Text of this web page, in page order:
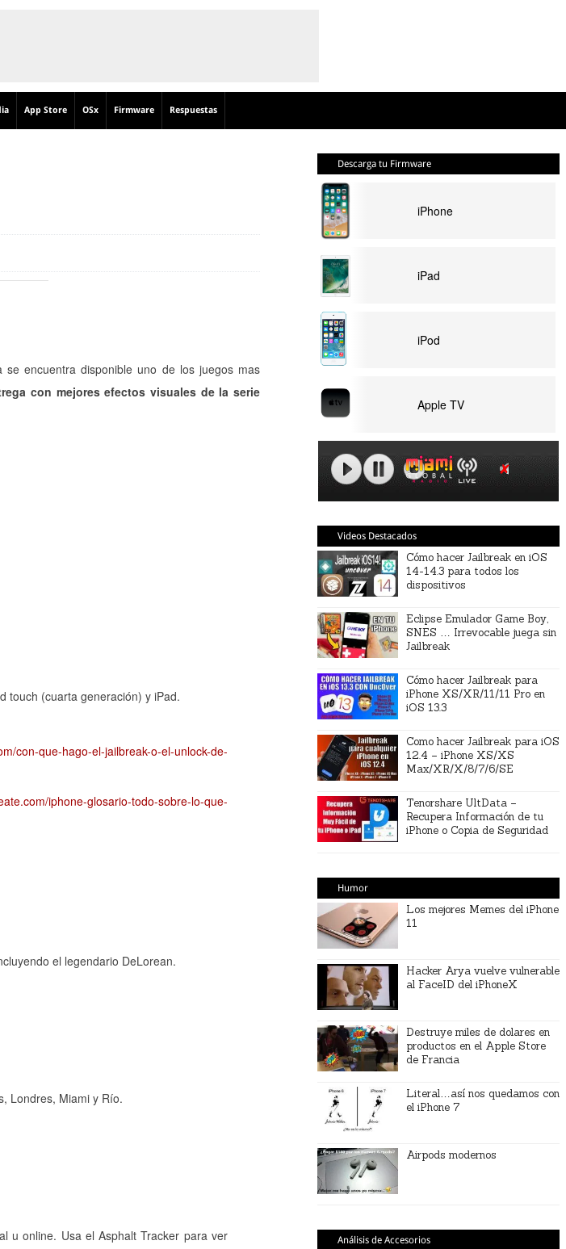
App Store OSx Firmware Respuestas
encuentra disponible uno de los juegos mas
con mejores efectos visuales de la serie
touch (cuarta generación) y iPad.
con-que-hago-el-jailbreak-o-el-unlock-de-
iphone-glosario-todo-sobre-lo-que-
el legendario DeLorean.
Londres, Miami y Río.
u online. Usa el Asphalt Tracker para ver
Descarga tu Firmware
iPhone
iPad
iPod
Apple TV
Videos Destacados
Cómo hacer Jailbreak en iOS
14-14.3 para todos los
dispositivos
Eclipse Emulador Game Boy,
SNES … Irrevocable juega sin
Jailbreak
Cómo hacer Jailbreak para
iPhone XS/XR/11/11 Pro en
iOS 13.3
Como hacer Jailbreak para iOS
12.4 – iPhone XS/XS
Max/XR/X/8/7/6/SE
Tenorshare UltData –
Recupera Información de tu
iPhone o Copia de Seguridad
Humor
Los mejores Memes del iPhone
11
Hacker Arya vuelve vulnerable
al FaceID del iPhoneX
Destruye miles de dolares en
productos en el Apple Store
de Francia
Literal…así nos quedamos con
el iPhone 7
Airpods modernos
Análisis de Accesorios